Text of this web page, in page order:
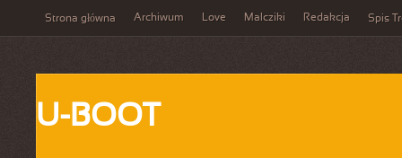
Strona główna Archiwum Love Malcziki Redakcja Spis
U-BOOT